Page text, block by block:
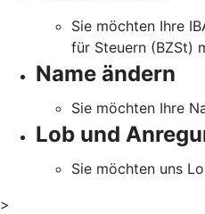
Sie möchten Ihre
für Steuern (BZSt)
Name ändern
Sie möchten Ihre
Lob und
Sie möchten uns
>